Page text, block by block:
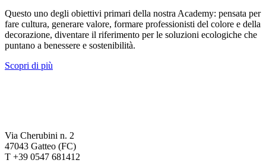
Questo uno degli obiettivi primari della nostra Academy: pensata per
fare cultura, generare valore, formare professionisti del colore e della
decorazione, diventare il riferimento per le soluzioni ecologiche che
puntano a benessere e sostenibilità.
Scopri di più
Via Cherubini n. 2
47043 Gatteo (FC)
T +39 0547 681412